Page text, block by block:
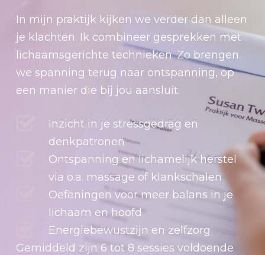
In mijn praktijk kijken we verder dan alleen
je klachten. Ik combineer gesprekken met
lichaamsgerichte technieken. Zo brengen
we spanning terug naar ontspanning, op
een manier die bij jou aansluit.
Inzicht in je stressgedrag en
denkpatronen
Ontspanning en lichamelijk herstel
via o.a. massage of klankschalen
Oefeningen voor meer balans in je
lichaam en hoofd
Energiebewustzijn en zelfzorg
Gemiddeld zijn 6 tot 8 sessies voldoende